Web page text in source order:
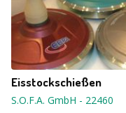
Eisstockschießen
S.O.F.A. GmbH - 22460